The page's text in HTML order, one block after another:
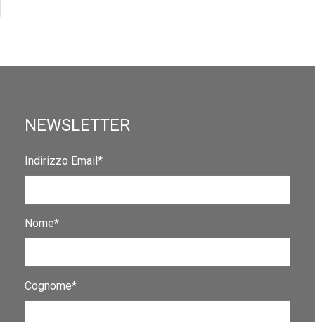
NEWSLETTER
Indirizzo Email*
Nome*
Cognome*